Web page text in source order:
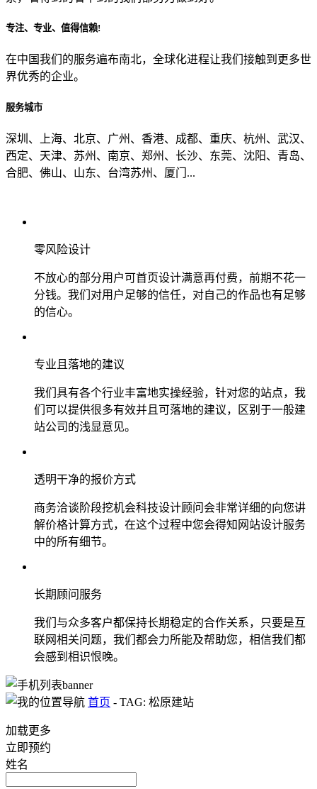
专注、专业、值得信赖!
在中国我们的服务遍布南北，全球化进程让我们接触到更多世
界优秀的企业。
服务城市
深圳、上海、北京、广州、香港、成都、重庆、杭州、武汉、
西定、天津、苏州、南京、郑州、长沙、东莞、沈阳、青岛、
合肥、佛山、山东、台湾苏州、厦门...
零风险设计
不放心的部分用户可首页设计满意再付费，前期不花一
分钱。我们对用户足够的信任，对自己的作品也有足够
的信心。
专业且落地的建议
我们具有各个行业丰富地实操经验，针对您的站点，我
们可以提供很多有效并且可落地的建议，区别于一般建
站公司的浅显意见。
透明干净的报价方式
商务洽谈阶段挖机会科技设计顾问会非常详细的向您讲
解价格计算方式，在这个过程中您会得知网站设计服务
中的所有细节。
长期顾问服务
我们与众多客户都保持长期稳定的合作关系，只要是互
联网相关问题，我们都会力所能及帮助您，相信我们都
会感到相识恨晚。
首页 - TAG: 松原建站
加载更多
立即预约
姓名